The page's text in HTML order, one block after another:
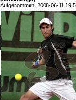
Aufgenommen: 2008-06-11